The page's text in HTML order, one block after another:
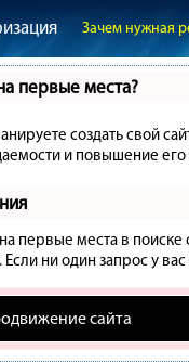
Зачем нужная
первые места?
создать свой
и повышение
первые места в
ни один запрос у
сайта